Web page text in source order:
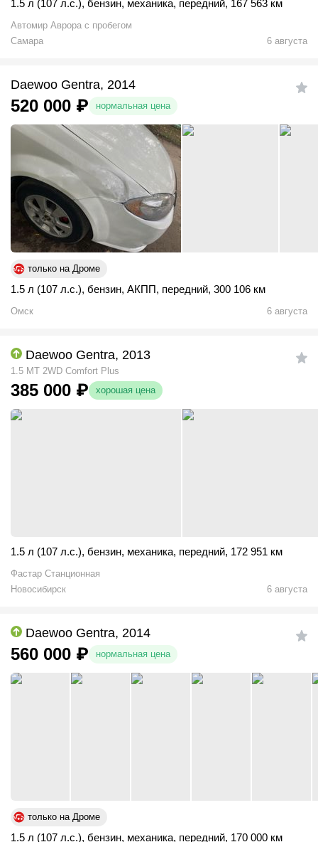
1.5 л (107 л.с.), бензин, механика, передний, 167 563 км
Автомир Аврора с пробегом
Самара
6 августа
Daewoo Gentra, 2014
520 000 ₽ нормальная цена
только на Дроме
1.5 л (107 л.с.), бензин, АКПП, передний, 300 106 км
Омск 6 августа
Daewoo Gentra, 2013
1.5 MT 2WD Comfort Plus
385 000 ₽ хорошая цена
1.5 л (107 л.с.), бензин, механика, передний, 172 951 км
Фастар Станционная
Новосибирск
6 августа
Daewoo Gentra, 2014
560 000 ₽ нормальная цена
только на Дроме
1.5 л (107 л.с.), бензин, механика, передний, 170 000 км